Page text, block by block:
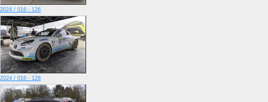
2024 / 016 - 126
2024 / 016 - 128